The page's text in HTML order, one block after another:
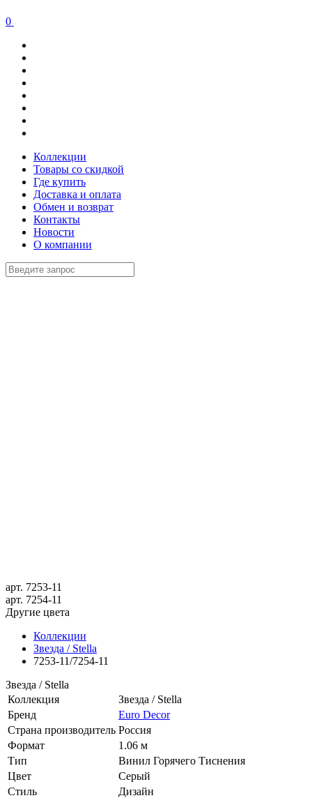
0
Коллекции
Товары со скидкой
Где купить
Доставка и оплата
Обмен и возврат
Контакты
Новости
О компании
арт. 7253-11
арт. 7254-11
Другие цвета
Коллекции
Звезда / Stella
7253-11/7254-11
Звезда / Stella
Коллекция
Звезда / Stella
Бренд
Euro Decor
Страна производитель Россия
Формат
1.06 м
Тип
Винил Горячего Тиснения
Цвет
Серый
Стиль
Дизайн